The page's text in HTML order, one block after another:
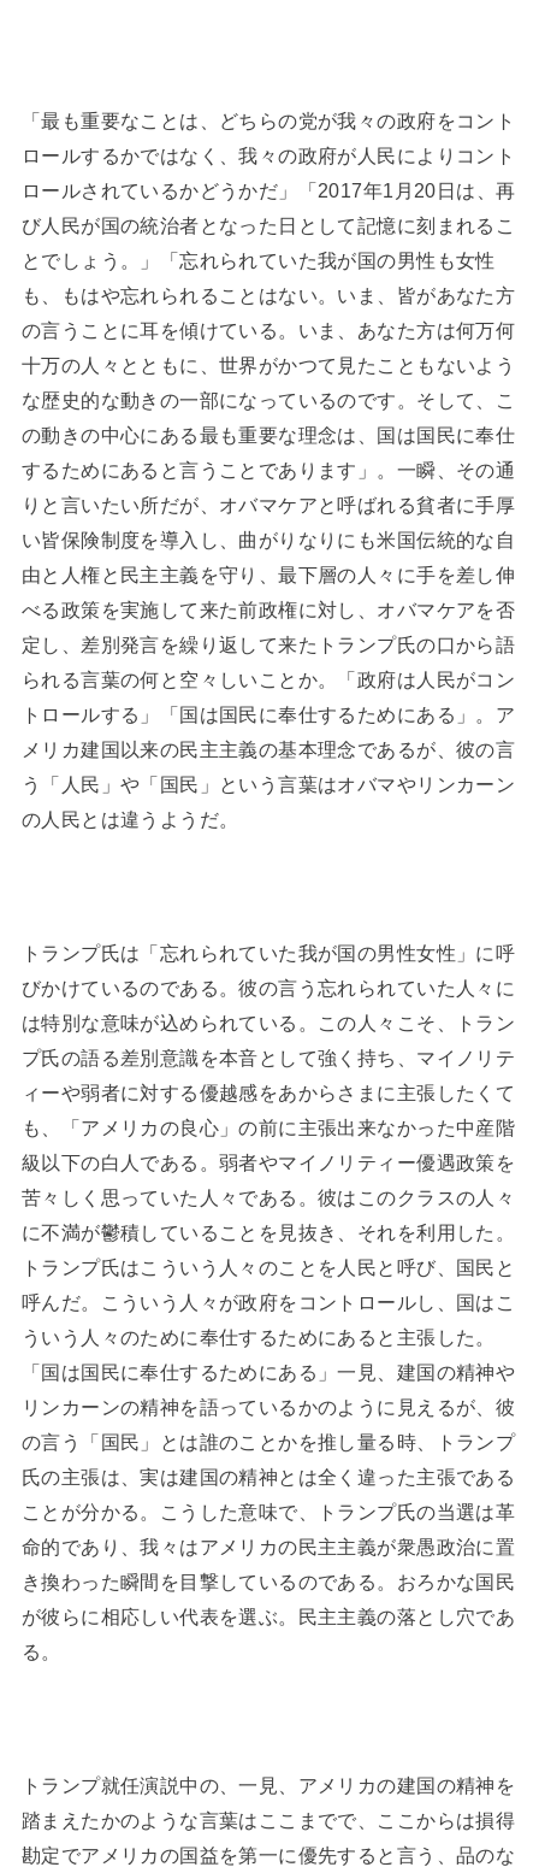
「最も重要なことは、どちらの党が我々の政府をコント
ロールするかではなく、我々の政府が人民によりコント
ロールされているかどうかだ」「2017年1月20日は、再
び人民が国の統治者となった日として記憶に刻まれるこ
とでしょう。」「忘れられていた我が国の男性も女性
も、もはや忘れられることはない。いま、皆があなた方
の言うことに耳を傾けている。いま、あなた方は何万何
十万の人々とともに、世界がかつて見たこともないよう
な歴史的な動きの一部になっているのです。そして、こ
の動きの中心にある最も重要な理念は、国は国民に奉仕
するためにあると言うことであります」。一瞬、その通
りと言いたい所だが、オバマケアと呼ばれる貧者に手厚
い皆保険制度を導入し、曲がりなりにも米国伝統的な自
由と人権と民主主義を守り、最下層の人々に手を差し伸
べる政策を実施して来た前政権に対し、オバマケアを否
定し、差別発言を繰り返して来たトランプ氏の口から語
られる言葉の何と空々しいことか。「政府は人民がコン
トロールする」「国は国民に奉仕するためにある」。ア
メリカ建国以来の民主主義の基本理念であるが、彼の言
う「人民」や「国民」という言葉はオバマやリンカーン
の人民とは違うようだ。
トランプ氏は「忘れられていた我が国の男性女性」に呼
びかけているのである。彼の言う忘れられていた人々に
は特別な意味が込められている。この人々こそ、トラン
プ氏の語る差別意識を本音として強く持ち、マイノリテ
ィーや弱者に対する優越感をあからさまに主張したくて
も、「アメリカの良心」の前に主張出来なかった中産階
級以下の白人である。弱者やマイノリティー優遇政策を
苦々しく思っていた人々である。彼はこのクラスの人々
に不満が鬱積していることを見抜き、それを利用した。
トランプ氏はこういう人々のことを人民と呼び、国民と
呼んだ。こういう人々が政府をコントロールし、国はこ
ういう人々のために奉仕するためにあると主張した。
「国は国民に奉仕するためにある」一見、建国の精神や
リンカーンの精神を語っているかのように見えるが、彼
の言う「国民」とは誰のことかを推し量る時、トランプ
氏の主張は、実は建国の精神とは全く違った主張である
ことが分かる。こうした意味で、トランプ氏の当選は革
命的であり、我々はアメリカの民主主義が衆愚政治に置
き換わった瞬間を目撃しているのである。おろかな国民
が彼らに相応しい代表を選ぶ。民主主義の落とし穴であ
る。
トランプ就任演説中の、一見、アメリカの建国の精神を
踏まえたかのような言葉はここまでで、ここからは損得
勘定でアメリカの国益を第一に優先すると言う、品のな